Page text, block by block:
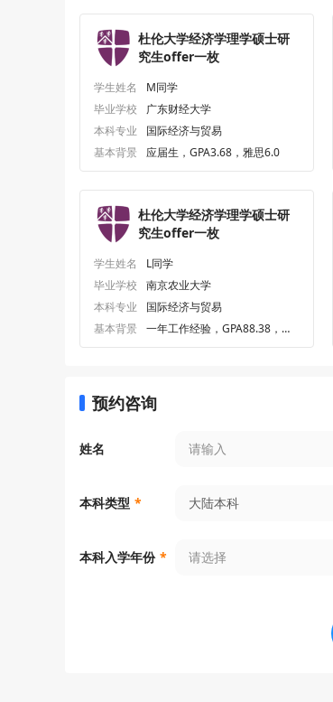
杜伦大学经济学理学硕士研
究生offer一枚
学生姓名
M同学
毕业学校
广东财经大学
本科专业
国际经济与贸易
基本背景
应届生，GPA3.68，雅思6.0
杜伦大学经济学理学硕士研
究生offer一枚
学生姓名
L同学
毕业学校
南京农业大学
本科专业
国际经济与贸易
基本背景
一年工作经验，GPA88.38，雅
预约咨询
姓名
本科类型 * 大陆本科
本科入学年份 * 请选择